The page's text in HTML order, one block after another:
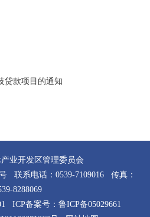
贷款项目的通知
业开发区管理委员会
联系电话：0539-7109016 传真：
8288069
ICP备案号： 鲁ICP备05029661